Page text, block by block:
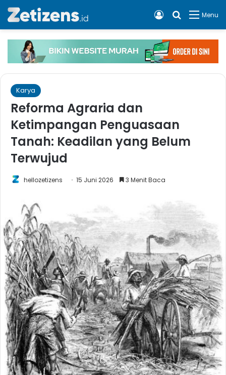
Menu
Cari apa,
Log In
Karya
Reforma Agraria dan
Ketimpangan Penguasaan
Tanah: Keadilan yang Belum
Terwujud
hellozetizens 15 Juni 2026 3 Menit Baca